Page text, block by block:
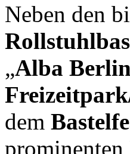
Neben den
„Alba
dem